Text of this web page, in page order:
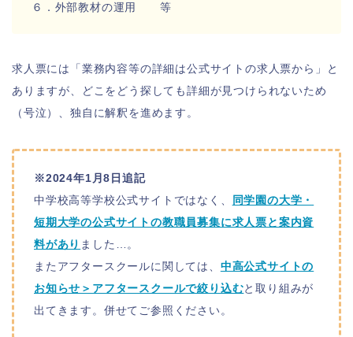
６．外部教材の運用 等
求人票には「業務内容等の詳細は公式サイトの求人票から」と
ありますが、どこをどう探しても詳細が見つけられないため
（号泣）、独自に解釈を進めます。
※2024年1月8日追記
中学校高等学校公式サイトではなく、
同学園の大学・
短期大学の公式サイトの教職員募集に求人票と案内資
料があり ました…。
またアフタースクールに関しては、 中高公式サイトの
お知らせ＞アフタースクールで絞り込むと取り組みが
出てきます。併せてご参照ください。